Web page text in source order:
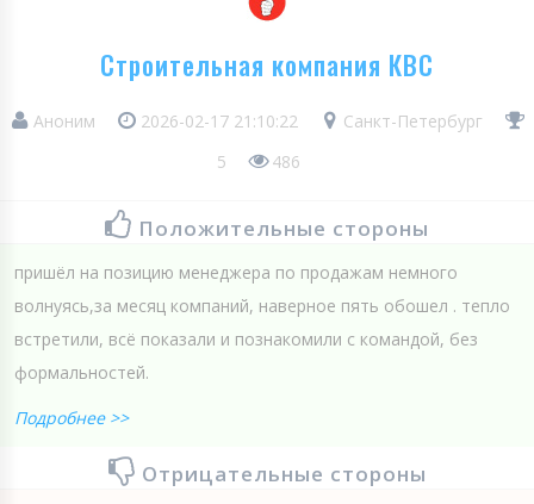
Строительная компания КВС
Аноним 2026-02-17 21:10:22
Санкт-Петербург
5
486
Положительные стороны
пришёл на позицию менеджера по продажам немного
волнуясь,за месяц компаний, наверное пять обошел . тепло
встретили, всё показали и познакомили с командой, без
формальностей.
Подробнее >>
Отрицательные стороны